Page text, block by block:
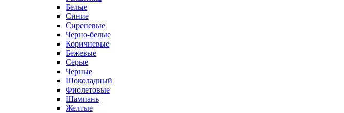
Белые
Синие
Сиреневые
Черно-белые
Коричневые
Бежевые
Серые
Черные
Шоколадный
Фиолетовые
Шампань
Желтые